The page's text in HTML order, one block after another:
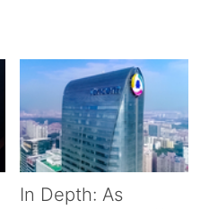
In Depth: As